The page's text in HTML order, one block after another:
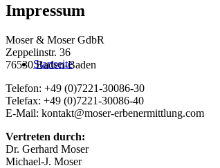
Startseite
Impressum
Moser & Moser GdbR
Zeppelinstr. 36
76530 Baden-Baden
Telefon: +49 (0)7221-30086-30
Telefax: +49 (0)7221-30086-40
E-Mail: kontakt@moser-erbenermittlung.com
Vertreten durch:
Dr. Gerhard Moser
Michael-J. Moser